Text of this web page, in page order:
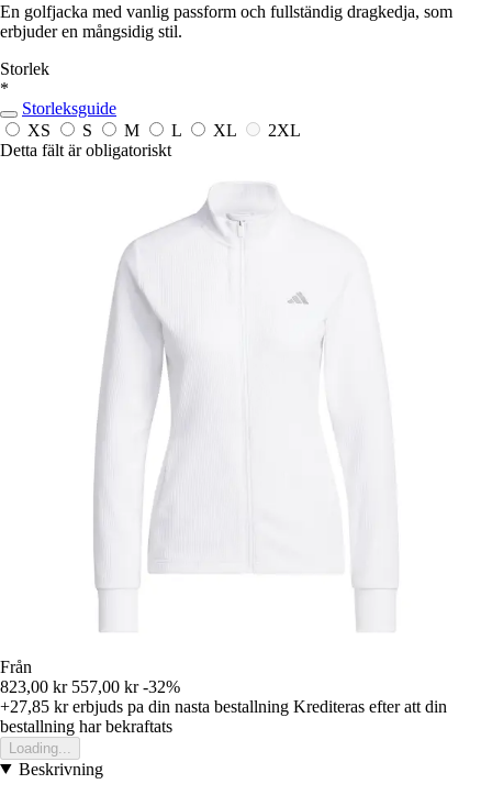
En golfjacka med vanlig passform och fullständig dragkedja, som
erbjuder en mångsidig stil.
Storlek
*
Storleksguide
XS
S M L XL
2XL
Detta fält är obligatoriskt
Från
823,00 kr 557,00 kr -32%
+27,85 krerbjuds pa din nasta bestallning Krediteras efter att din
bestallning har bekraftats
Loading...
Beskrivning